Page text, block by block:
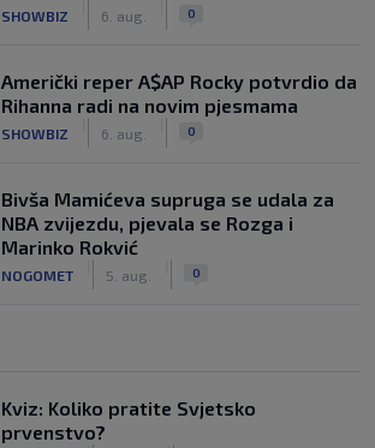
SHOWBIZ 6. aug. 0
Američki reper A$AP Rocky potvrdio da
Rihanna radi na novim pjesmama
SHOWBIZ 6. aug. 0
Bivša Mamićeva supruga se udala za
NBA zvijezdu, pjevala se Rozga i
Marinko Rokvić
NOGOMET 5. aug. 0
Kviz: Koliko pratite Svjetsko
prvenstvo?